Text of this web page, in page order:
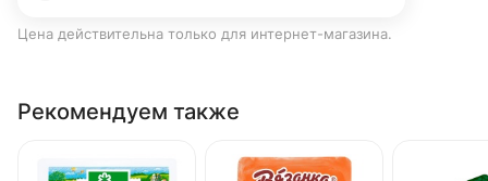
Цена действительна только для интернет-магазина.
Рекомендуем также